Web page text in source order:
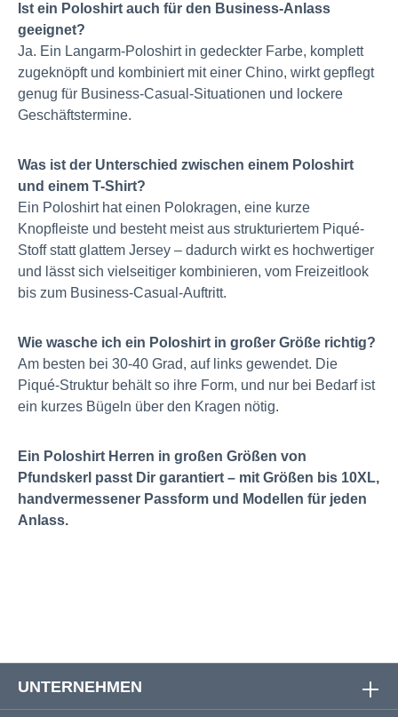
Ist ein Poloshirt auch für den Business-Anlass
geeignet?
Ja. Ein Langarm-Poloshirt in gedeckter Farbe, komplett
zugeknöpft und kombiniert mit einer Chino, wirkt gepflegt
genug für Business-Casual-Situationen und lockere
Geschäftstermine.
Was ist der Unterschied zwischen einem Poloshirt
und einem T-Shirt?
Ein Poloshirt hat einen Polokragen, eine kurze
Knopfleiste und besteht meist aus strukturiertem Piqué-
Stoff statt glattem Jersey – dadurch wirkt es hochwertiger
und lässt sich vielseitiger kombinieren, vom Freizeitlook
bis zum Business-Casual-Auftritt.
Wie wasche ich ein Poloshirt in großer Größe richtig?
Am besten bei 30-40 Grad, auf links gewendet. Die
Piqué-Struktur behält so ihre Form, und nur bei Bedarf ist
ein kurzes Bügeln über den Kragen nötig.
Ein Poloshirt Herren in großen Größen von
Pfundskerl passt Dir garantiert – mit Größen bis 10XL,
handvermessener Passform und Modellen für jeden
Anlass.
UNTERNEHMEN